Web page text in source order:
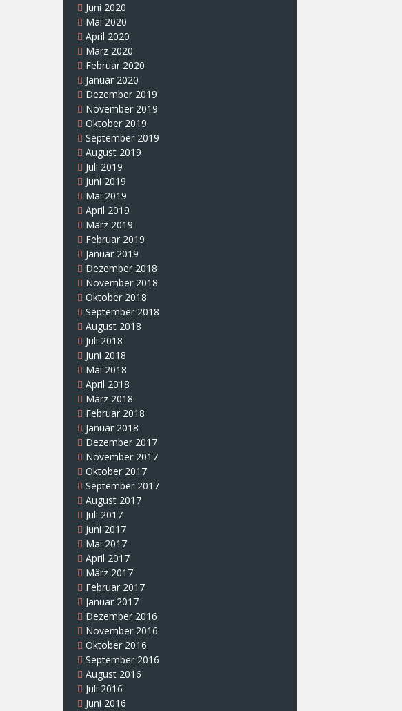
Juni 2020
Mai 2020
April 2020
März 2020
Februar 2020
Januar 2020
Dezember 2019
November 2019
Oktober 2019
September 2019
August 2019
Juli 2019
Juni 2019
Mai 2019
April 2019
März 2019
Februar 2019
Januar 2019
Dezember 2018
November 2018
Oktober 2018
September 2018
August 2018
Juli 2018
Juni 2018
Mai 2018
April 2018
März 2018
Februar 2018
Januar 2018
Dezember 2017
November 2017
Oktober 2017
September 2017
August 2017
Juli 2017
Juni 2017
Mai 2017
April 2017
März 2017
Februar 2017
Januar 2017
Dezember 2016
November 2016
Oktober 2016
September 2016
August 2016
Juli 2016
Juni 2016